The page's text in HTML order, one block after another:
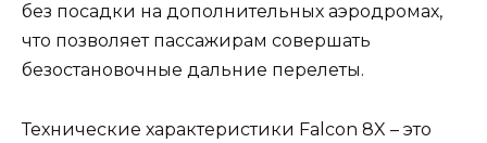
без посадки на дополнительных аэродромах,
что позволяет пассажирам совершать
безостановочные дальние перелеты.
Технические характеристики Falcon 8X – это